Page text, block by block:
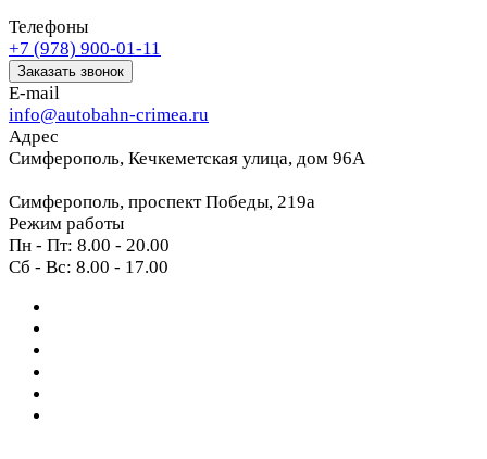
Телефоны
+7 (978) 900-01-11
Заказать звонок
E-mail
info@autobahn-crimea.ru
Адрес
Симферополь, Кечкеметская улица, дом 96А
Симферополь, проспект Победы, 219а
Режим работы
Пн - Пт: 8.00 - 20.00
Сб - Вс: 8.00 - 17.00